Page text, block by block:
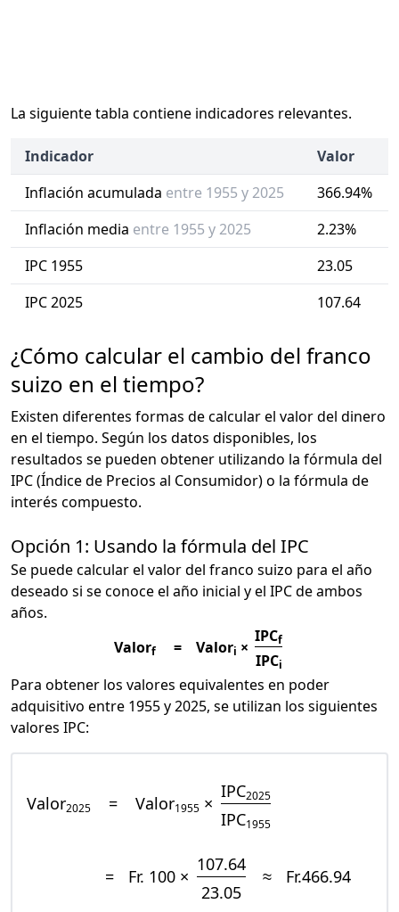
La siguiente tabla contiene indicadores relevantes.
Indicador
Valor
Inflación acumulada entre 1955 y 2025
366.94%
Inflación media entre 1955 y 2025
2.23%
IPC 1955
23.05
IPC 2025
107.64
¿Cómo calcular el cambio del franco
suizo en el tiempo?
Existen diferentes formas de calcular el valor del dinero
en el tiempo. Según los datos disponibles, los
resultados se pueden obtener utilizando la fórmula del
IPC (Índice de Precios al Consumidor) o la fórmula de
interés compuesto.
Opción 1: Usando la fórmula del IPC
Se puede calcular el valor del franco suizo para el año
deseado si se conoce el año inicial y el IPC de ambos
años.
Valorf = Valori ×
IPCf
IPCi
Para obtener los valores equivalentes en poder
adquisitivo entre 1955 y 2025, se utilizan los siguientes
valores IPC:
Valor2025 = Valor1955 ×
IPC2025
IPC1955
= Fr. 100 ×
107.64
23.05
≈ Fr.466.94